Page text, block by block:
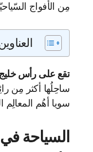
مِن الأفواج
تقع على رأس خليج
ساحِلُها أكثر مِن
سويا أهُم
السياحة في